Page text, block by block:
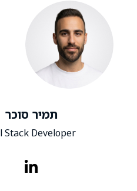
תמיר סוכר
Stack Developer